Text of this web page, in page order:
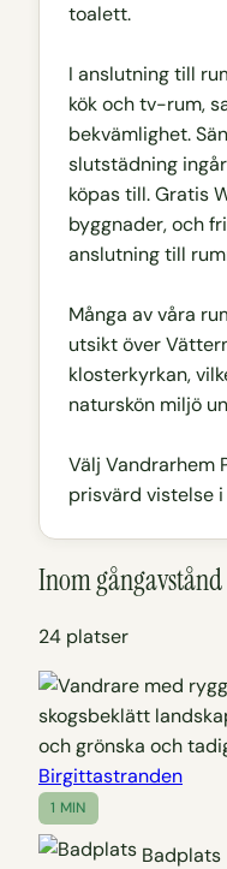
toalett.
I anslutning till
kök och tv-rum,
bekvämlighet.
slutstädning
köpas till. Gratis
byggnader, och
anslutning till
Många av våra
utsikt över
klosterkyrkan,
naturskön miljö
Välj Vandrarhem
prisvärd vistelse
Inom gångavstånd
24 platser
Birgittastranden
1 MIN
Badplats